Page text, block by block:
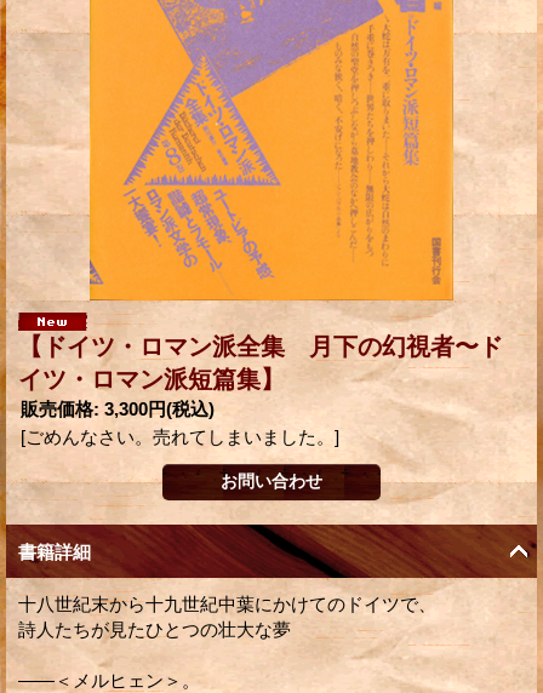
【ドイツ・ロマン派全集 月下の幻視者〜ド
イツ・ロマン派短篇集】
販売価格: 3,300円(税込)
[ごめんなさい。売れてしまいました。]
書籍詳細
十八世紀末から十九世紀中葉にかけてのドイツで、
詩人たちが見たひとつの壮大な夢
――＜メルヒェン＞。